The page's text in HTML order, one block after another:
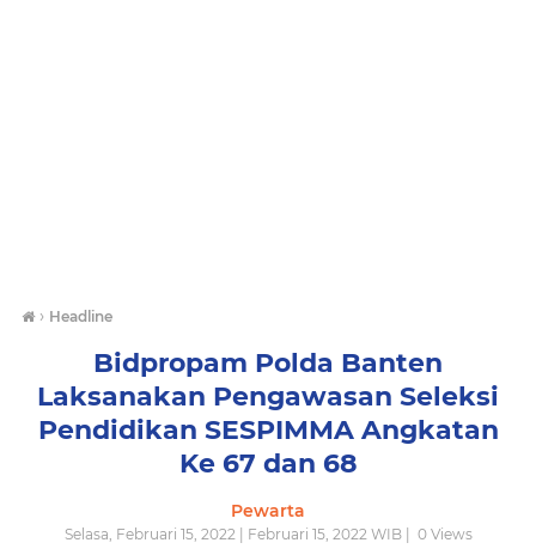
› Headline
Bidpropam Polda Banten
Laksanakan Pengawasan Seleksi
Pendidikan SESPIMMA Angkatan
Ke 67 dan 68
Pewarta
Selasa, Februari 15, 2022 | Februari 15, 2022 WIB | 0Views